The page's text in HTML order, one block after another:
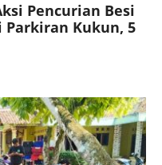
Pencurian Besi
Parkiran Kukun, 5